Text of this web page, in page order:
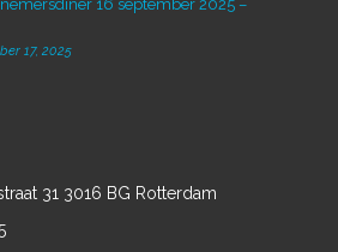
16 september 2025 –
17, 2025
31 3016 BG Rotterdam